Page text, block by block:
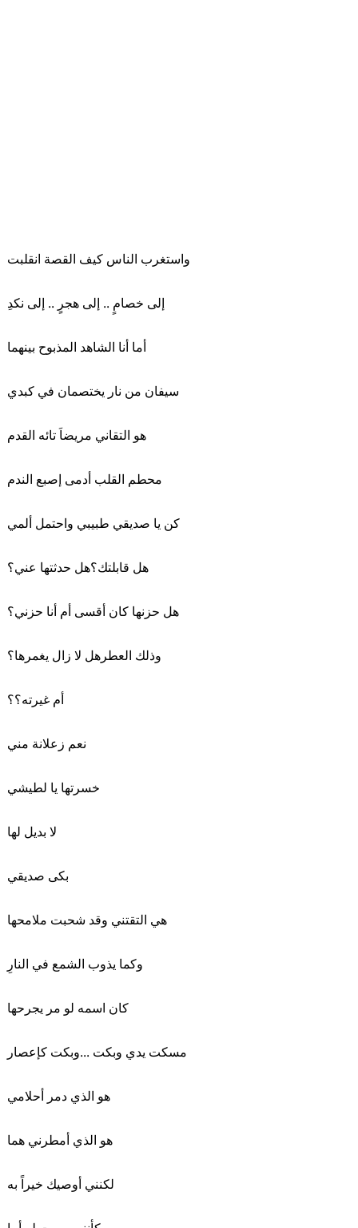
واستغرب الناس كيف القصة انقلبت
إلى خصامٍ .. إلى هجرٍ .. إلى نكدِ
أما أنا الشاهد المذبوح بينهما
سيفان من نار يختصمان في كبدي
هو التقاني مريضاَ تائه القدم
محطم القلب أدمى إصبع الندم
كن يا صديقي طبيبي واحتمل ألمي
هل قابلتك؟هل حدثتها عني؟
هل حزنها كان أقسى أم أنا حزني؟
وذلك العطرهل لا زال يغمرها؟
أم غيرته؟؟
نعم زعلانة مني
خسرتها يا لطيشي
لا بديل لها
بكى صديقي
هي التقتني وقد شحبت ملامحها
وكما يذوب الشمع في النارِ
كان اسمه لو مر يجرحها
مسكت يدي وبكت ...وبكت كإعصار
هو الذي دمر أحلامي
هو الذي أمطرني هما
لكنني أوصيك خيراً به